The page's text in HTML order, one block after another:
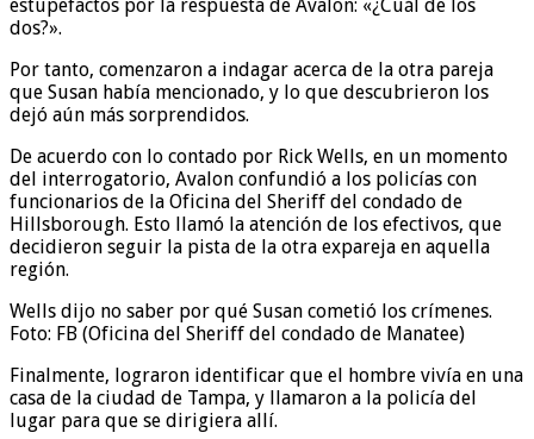
estupefactos por la respuesta de Avalon: «¿Cuál de los
dos?».
Por tanto, comenzaron a indagar acerca de la otra pareja
que Susan había mencionado, y lo que descubrieron los
dejó aún más sorprendidos.
De acuerdo con lo contado por Rick Wells, en un momento
del interrogatorio, Avalon confundió a los policías con
funcionarios de la Oficina del Sheriff del condado de
Hillsborough. Esto llamó la atención de los efectivos, que
decidieron seguir la pista de la otra expareja en aquella
región.
Wells dijo no saber por qué Susan cometió los crímenes.
Foto: FB (Oficina del Sheriff del condado de Manatee)
Finalmente, lograron identificar que el hombre vivía en una
casa de la ciudad de Tampa, y llamaron a la policía del
lugar para que se dirigiera allí.